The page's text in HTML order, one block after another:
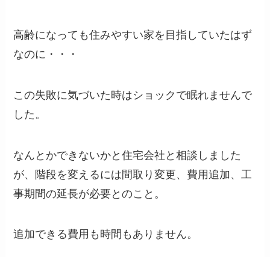
高齢になっても住みやすい家を目指していたはず
なのに・・・
この失敗に気づいた時はショックで眠れませんで
した。
なんとかできないかと住宅会社と相談しました
が、階段を変えるには間取り変更、費用追加、工
事期間の延長が必要とのこと。
追加できる費用も時間もありません。